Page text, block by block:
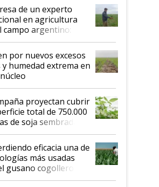
de un experto
en agricultura
campo argentino:
impresionado"
por nuevos excesos
humedad extrema en
proyectan cubrir
total de 750.000
de soja sembradas
nueva generación de
que marcan un
en genética y
eficacia una de
más usadas
gusano cogollero? El
una tecnología clave